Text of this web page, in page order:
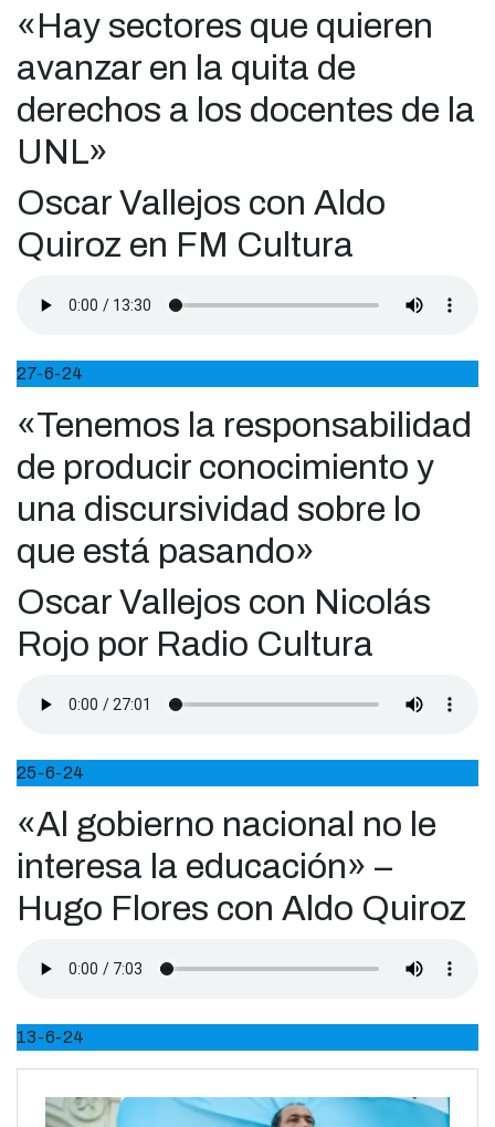
«Hay sectores que quieren
avanzar en la quita de
derechos a los docentes de la
UNL»
Oscar Vallejos con Aldo
Quiroz en FM Cultura
27-6-24
«Tenemos la responsabilidad
de producir conocimiento y
una discursividad sobre lo
que está pasando»
Oscar Vallejos con Nicolás
Rojo por Radio Cultura
25-6-24
«Al gobierno nacional no le
interesa la educación» –
Hugo Flores con Aldo Quiroz
13-6-24